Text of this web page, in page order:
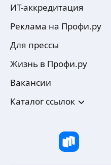
ИТ-аккредитация
Реклама на Профи.ру
Для прессы
Жизнь в Профи.ру
Вакансии
Каталог ссылок